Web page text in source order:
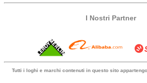
I Nostri Partner
Tutti i loghi e marchi contenuti in questo sito